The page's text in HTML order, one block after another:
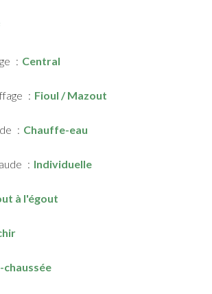
Central
Fioul / Mazout
Chauffe-eau
Individuelle
à l'égout
chaussée